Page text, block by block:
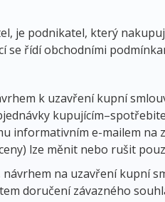
je podnikatel, který
se řídí obchodními
k uzavření kupní
informativním e-mailem na
lze měnit nebo rušit
na uzavření kupní
doručení závazného